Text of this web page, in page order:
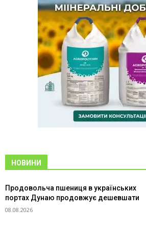
НОВИНИ
Продовольча пшениця в українських
портах Дунаю продовжує дешевшати
08.08.2026